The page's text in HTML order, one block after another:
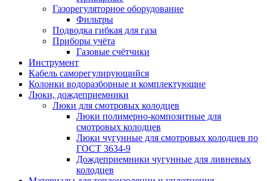
Газорегуляторное оборудование
Фильтры
Подводка гибкая для газа
Приборы учёта
Газовые счётчики
Инструмент
Кабель саморегулирующийся
Колонки водоразборные и комплектующие
Люки, дождеприемники
Люки для смотровых колодцев
Люки полимерно-композитные для
смотровых колодцев
Люки чугунные для смотровых колодцев по
ГОСТ 3634-9
Дождеприемники чугунные для ливневых
колодцев